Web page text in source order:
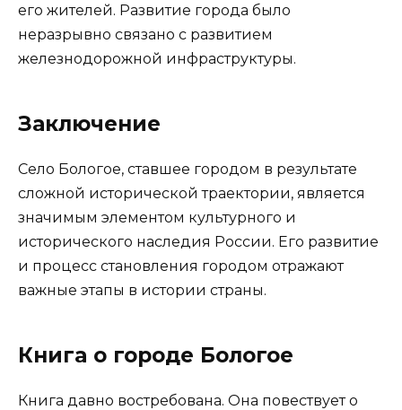
его жителей. Развитие города было
неразрывно связано с развитием
железнодорожной инфраструктуры.
Заключение
Село Бологое, ставшее городом в результате
сложной исторической траектории, является
значимым элементом культурного и
исторического наследия России. Его развитие
и процесс становления городом отражают
важные этапы в истории страны.
Книга о городе Бологое
Книга давно востребована. Она повествует о